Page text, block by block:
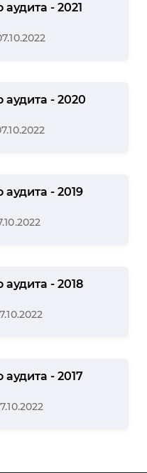
- 2021
- 2020
- 2019
- 2018
- 2017